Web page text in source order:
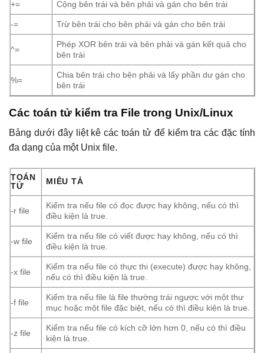
+= Cộng bên trái và bên phải và gán cho bên trái
-= Trừ bên trái cho bên phải và gán cho bên trái
^=
Phép XOR bên trái và bên phải và gán kết quả cho
bên trái
%=
Chia bên trái cho bên phải và lấy phần dư gán cho
bên trái
Các toán tử kiểm tra File trong Unix/Linux
Bảng dưới đây liệt kê các toán tử để kiểm tra các đặc tính
đa dạng của một Unix file.
TOÁN
TỬ
MIÊU TẢ
-r file
Kiểm tra nếu file có đọc được hay không, nếu có thì
điều kiện là true.
-w file
Kiểm tra nếu file có viết được hay không, nếu có thì
điều kiện là true.
-x file
Kiểm tra nếu file có thực thi (execute) được hay không,
nếu có thì điều kiện là true.
-f file
Kiểm tra nếu file là file thường trái ngược với một thư
mục hoặc một file đặc biệt, nếu có thì điều kiện là true.
-z file
Kiểm tra nếu file có kích cỡ lớn hơn 0, nếu có thì điều
kiện là true.